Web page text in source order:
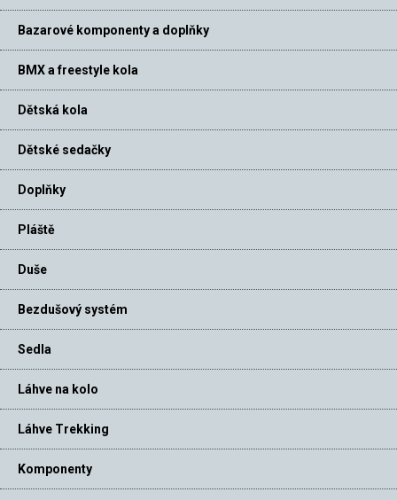
Bazarové komponenty a doplňky
BMX a freestyle kola
Dětská kola
Dětské sedačky
Doplňky
Pláště
Duše
Bezdušový systém
Sedla
Láhve na kolo
Láhve Trekking
Komponenty